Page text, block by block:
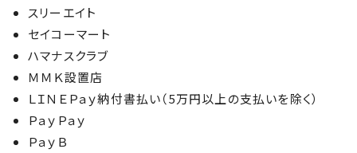
スリーエイト
セイコーマート
ハマナスクラブ
ＭＭＫ設置店
ＬＩＮＥＰａｙ納付書払い（5万円以上の支払いを除く）
ＰａｙＰａｙ
ＰａｙＢ